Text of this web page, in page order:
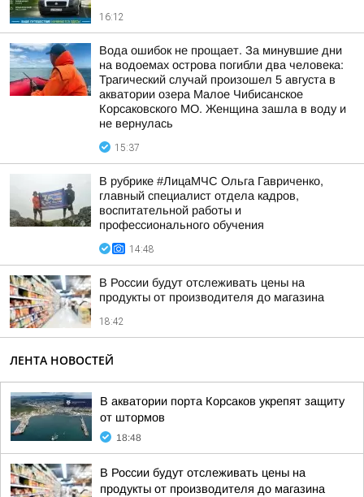
16:12
Вода ошибок не прощает. За минувшие дни
на водоемах острова погибли два человека:
Трагический случай произошел 5 августа в
акватории озера Малое Чибисанское
Корсаковского МО. Женщина зашла в воду и
не вернулась
15:37
В рубрике #ЛицаМЧС Ольга Гавриченко,
главный специалист отдела кадров,
воспитательной работы и
профессионального обучения
14:48
В России будут отслеживать цены на
продукты от производителя до магазина
18:42
ЛЕНТА НОВОСТЕЙ
В акватории порта Корсаков укрепят защиту
от штормов
18:48
В России будут отслеживать цены на
продукты от производителя до магазина